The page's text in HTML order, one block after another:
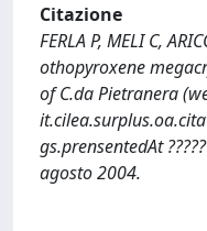
Citazione
FERLA P, MELI C,
othopyroxene
of C.da Pietranera
gs.prensentedAt
agosto 2004.